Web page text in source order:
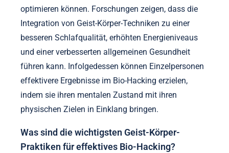
optimieren können. Forschungen zeigen, dass die
Integration von Geist-Körper-Techniken zu einer
besseren Schlafqualität, erhöhten Energieniveaus
und einer verbesserten allgemeinen Gesundheit
führen kann. Infolgedessen können Einzelpersonen
effektivere Ergebnisse im Bio-Hacking erzielen,
indem sie ihren mentalen Zustand mit ihren
physischen Zielen in Einklang bringen.
Was sind die wichtigsten Geist-Körper-
Praktiken für effektives Bio-Hacking?